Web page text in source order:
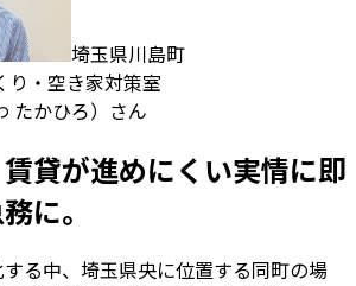
埼玉県川島町
り・空き家対策室
たかひろ）さん
貸が進めにくい実情に即
に。
る中、埼玉県央に位置する同町の場